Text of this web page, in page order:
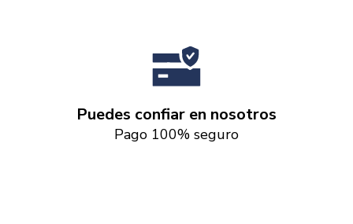
Puedes confiar en nosotros
Pago 100% seguro